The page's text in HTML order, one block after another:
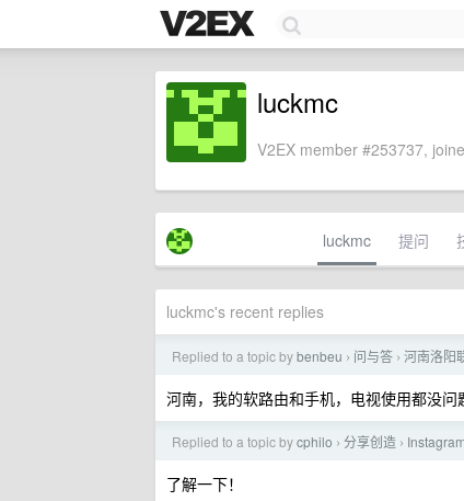
luckmc
V2EX member #253737,
luckmc 提问
luckmc's recent replies
Replied to a topic bybenbeu › 问与答 › 河南洛阳
河南，我的软路由和手机，电视使用都没
Replied to a topic bycphilo › 分享创造 ›
了解一下！